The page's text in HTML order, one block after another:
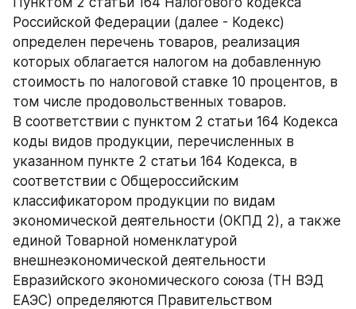
Российской Федерации (далее - Кодекс)
определен перечень товаров, реализация
которых облагается налогом на добавленную
стоимость по налоговой ставке 10 процентов, в
том числе продовольственных товаров.
В соответствии с пунктом 2 статьи 164 Кодекса
коды видов продукции, перечисленных в
указанном пункте 2 статьи 164 Кодекса, в
соответствии с Общероссийским
классификатором продукции по видам
экономической деятельности (ОКПД 2), а также
единой Товарной номенклатурой
внешнеэкономической деятельности
Евразийского экономического союза (ТН ВЭД
ЕАЭС) определяются Правительством